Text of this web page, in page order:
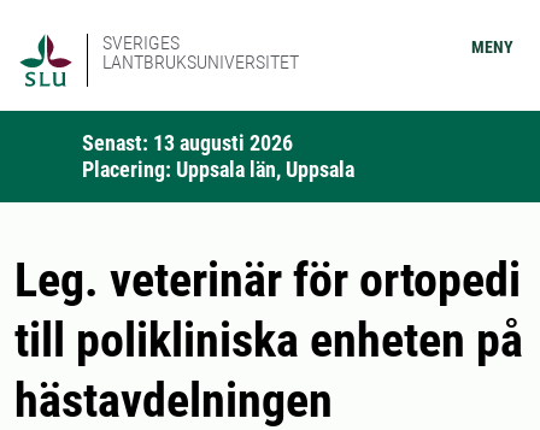
SVERIGES
LANTBRUKSUNIVERSITET
MENY
Senast: 13 augusti 2026
Placering: Uppsala län, Uppsala
Leg. veterinär för ortopedi
till polikliniska enheten på
hästavdelningen